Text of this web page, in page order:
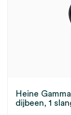
Heine
dijbeen, 1